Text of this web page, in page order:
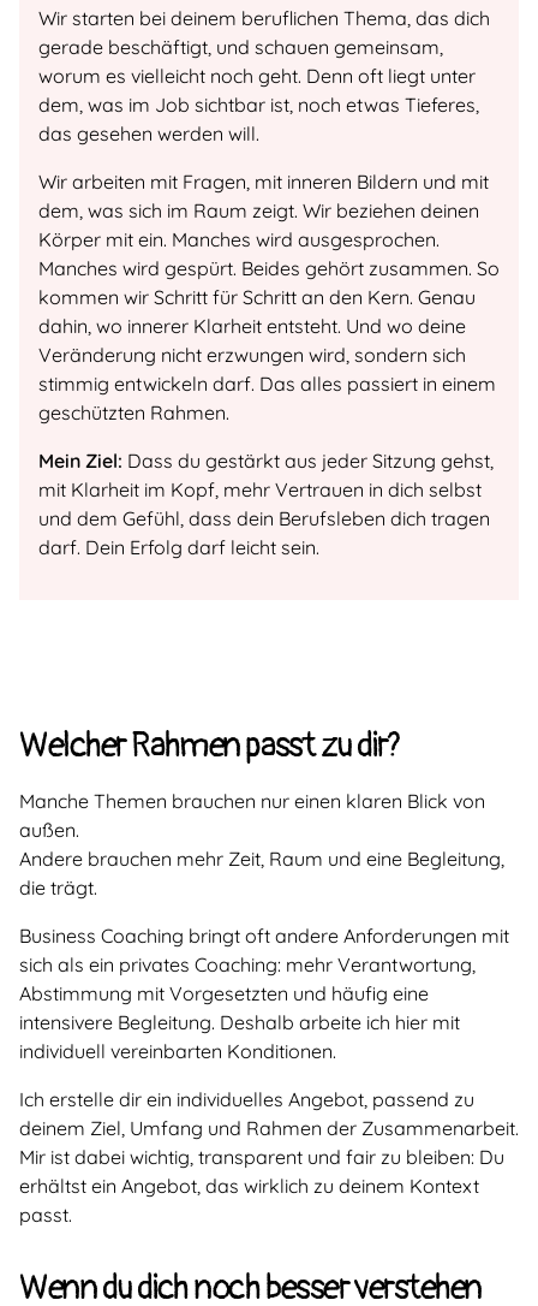
Wir starten bei deinem beruflichen Thema, das dich
gerade beschäftigt, und schauen gemeinsam,
worum es vielleicht noch geht. Denn oft liegt unter
dem, was im Job sichtbar ist, noch etwas Tieferes,
das gesehen werden will.
Wir arbeiten mit Fragen, mit inneren Bildern und mit
dem, was sich im Raum zeigt. Wir beziehen deinen
Körper mit ein. Manches wird ausgesprochen.
Manches wird gespürt. Beides gehört zusammen. So
kommen wir Schritt für Schritt an den Kern. Genau
dahin, wo innerer Klarheit entsteht. Und wo deine
Veränderung nicht erzwungen wird, sondern sich
stimmig entwickeln darf. Das alles passiert in einem
geschützten Rahmen.
Mein Ziel: Dass du gestärkt aus jeder Sitzung gehst,
mit Klarheit im Kopf, mehr Vertrauen in dich selbst
und dem Gefühl, dass dein Berufsleben dich tragen
darf. Dein Erfolg darf leicht sein.
Welcher Rahmen passt zu dir?
Manche Themen brauchen nur einen klaren Blick von
außen.
Andere brauchen mehr Zeit, Raum und eine Begleitung,
die trägt.
Business Coaching bringt oft andere Anforderungen mit
sich als ein privates Coaching: mehr Verantwortung,
Abstimmung mit Vorgesetzten und häufig eine
intensivere Begleitung. Deshalb arbeite ich hier mit
individuell vereinbarten Konditionen.
Ich erstelle dir ein individuelles Angebot, passend zu
deinem Ziel, Umfang und Rahmen der Zusammenarbeit.
Mir ist dabei wichtig, transparent und fair zu bleiben: Du
erhältst ein Angebot, das wirklich zu deinem Kontext
passt.
Wenn du dich noch besser verstehen